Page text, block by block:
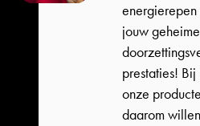
jouw
prestaties!
onze
daarom